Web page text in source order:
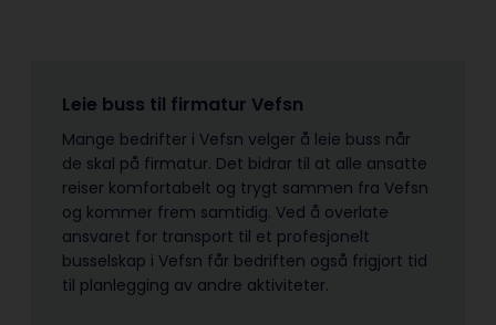
Leie buss til firmatur Vefsn
Mange bedrifter i Vefsn velger å leie buss når
de skal på firmatur. Det bidrar til at alle ansatte
reiser komfortabelt og trygt sammen fra Vefsn
og kommer frem samtidig. Ved å overlate
ansvaret for transport til et profesjonelt
busselskap i Vefsn får bedriften også frigjort tid
til planlegging av andre aktiviteter.